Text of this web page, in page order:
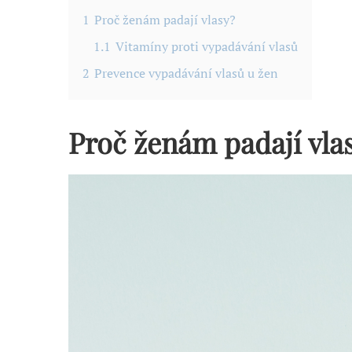
1 Proč ženám padají vlasy?
1.1 Vitamíny proti vypadávání vlasů
2 Prevence vypadávání vlasů u žen
Proč ženám padají